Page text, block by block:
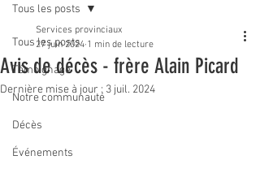
Tous les posts
Témoignage
Notre communauté
Décès
Événements
Tous les posts
Avis de décès - frère Alain Picard
Services provinciaux
27 juin 2024 1 min de lecture
Dernière mise à jour : 3 juil. 2024